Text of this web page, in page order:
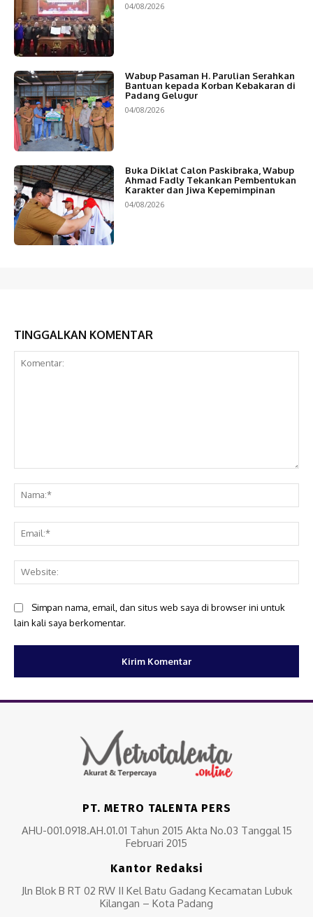
04/08/2026
Wabup Pasaman H. Parulian Serahkan
Bantuan kepada Korban Kebakaran di
Padang Gelugur
04/08/2026
Buka Diklat Calon Paskibraka, Wabup
Ahmad Fadly Tekankan Pembentukan
Karakter dan Jiwa Kepemimpinan
04/08/2026
TINGGALKAN KOMENTAR
Simpan nama, email, dan situs web saya di browser ini untuk
lain kali saya berkomentar.
PT. METRO TALENTA PERS
AHU-001.0918.AH.01.01 Tahun 2015 Akta No.03 Tanggal 15
Februari 2015
Kantor Redaksi
Jln Blok B RT 02 RW II Kel Batu Gadang Kecamatan Lubuk
Kilangan – Kota Padang